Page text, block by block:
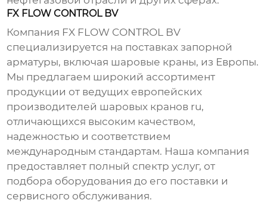
FX FLOW CONTROL BV
Компания FX FLOW CONTROL BV
специализируется на поставках запорной
арматуры, включая шаровые краны, из Европы.
Мы предлагаем широкий ассортимент
продукции от ведущих европейских
производителей шаровых кранов ru,
отличающихся высоким качеством,
надежностью и соответствием
международным стандартам. Наша компания
предоставляет полный спектр услуг, от
подбора оборудования до его поставки и
сервисного обслуживания.